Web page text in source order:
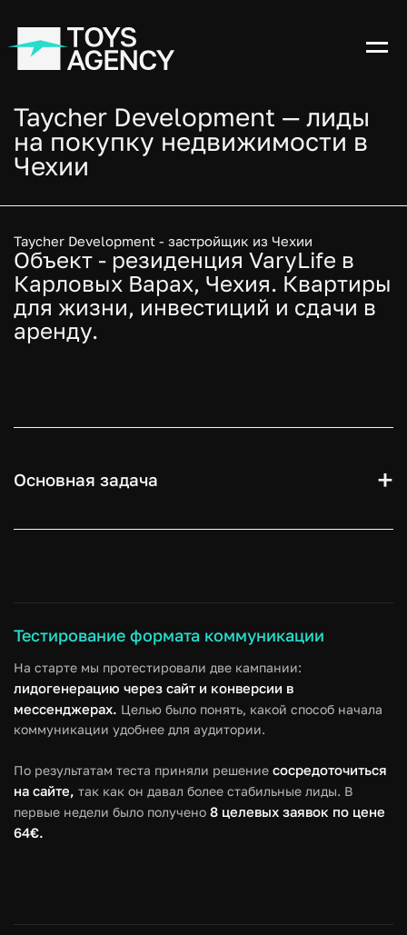
Taycher Development — лиды
на покупку недвижимости в
Чехии
Taycher Development - застройщик из Чехии
Объект - резиденция VaryLife в
Карловых Варах, Чехия. Квартиры
для жизни, инвестиций и сдачи в
аренду.
Основная задача
нашей основной задачей было наладить большой и
отдела продаж.
Тестирование формата коммуникации
На старте мы протестировали две кампании:
лидогенерацию через сайт и конверсии в
мессенджерах. Целью было понять, какой способ начала
коммуникации удобнее для аудитории.
По результатам теста приняли решение сосредоточиться
на сайте, так как он давал более стабильные лиды. В
первые недели было получено 8 целевых заявок по цене
64€.